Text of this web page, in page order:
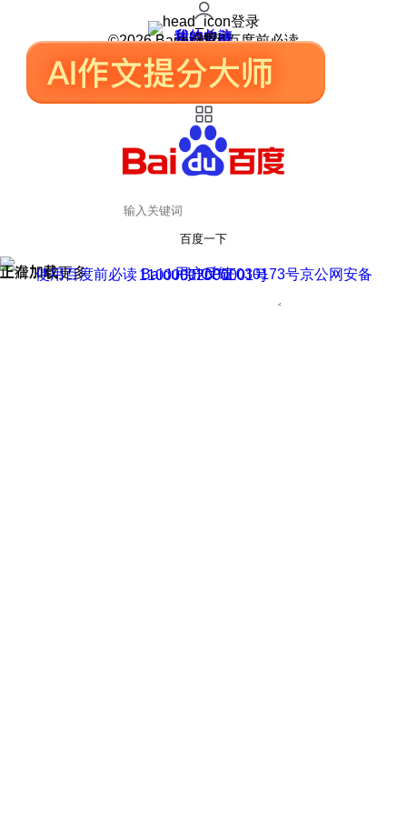
登录
我的关注
我的收藏
皮肤中心
用户反馈
设置
©2026 Baidu 使用百度前必读
百度一下
正在加载
上滑加载更多 用户反馈
使用百度前必读 Baidu 京ICP证030173号
京公网安备11000002000001号